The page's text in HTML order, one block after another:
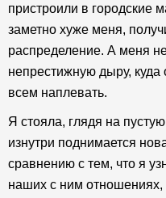
пристроили в городские
заметно хуже меня,
распределение. А меня
непрестижную дыру, куда
всем наплевать.
Я стояла, глядя на
изнутри поднимается
сравнению с тем, что я
наших с ним